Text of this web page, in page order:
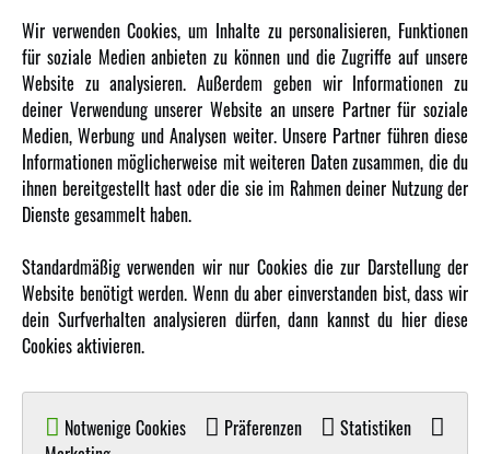
INFORMATIONEN
Newsletter
Über uns
Karriere
Amewi Kataloge
AMXRacing - Qualitäts RC-Zubehör
Amewi Construction - Nutzfahrzeuge
Amewi B2B-Shop
Wir verwenden Cookies, um Inhalte zu personalisieren, Funktionen
für soziale Medien anbieten zu können und die Zugriffe auf unsere
Website zu analysieren. Außerdem geben wir Informationen zu
deiner Verwendung unserer Website an unsere Partner für soziale
Medien, Werbung und Analysen weiter. Unsere Partner führen diese
Informationen möglicherweise mit weiteren Daten zusammen, die du
ihnen bereitgestellt hast oder die sie im Rahmen deiner Nutzung der
Dienste gesammelt haben.
Standardmäßig verwenden wir nur Cookies die zur Darstellung der
Website benötigt werden. Wenn du aber einverstanden bist, dass wir
dein Surfverhalten analysieren dürfen, dann kannst du hier diese
Cookies aktivieren.
Notwenige Cookies Präferenzen
Statistiken